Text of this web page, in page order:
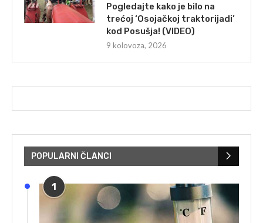
Pogledajte kako je bilo na
trećoj ‘Osojačkoj traktorijadi’
kod Posušja! (VIDEO)
9 kolovoza, 2026
POPULARNI ČLANCI
1